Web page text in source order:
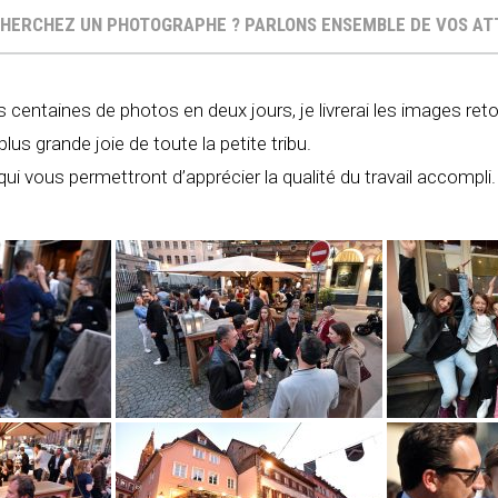
UN PHOTOGRAPHE ? PARLONS ENSEMBLE DE VOS
centaines de photos en deux jours, je livrerai les images
grande joie de toute la petite tribu.
vous permettront d’apprécier la qualité du travail accompli.